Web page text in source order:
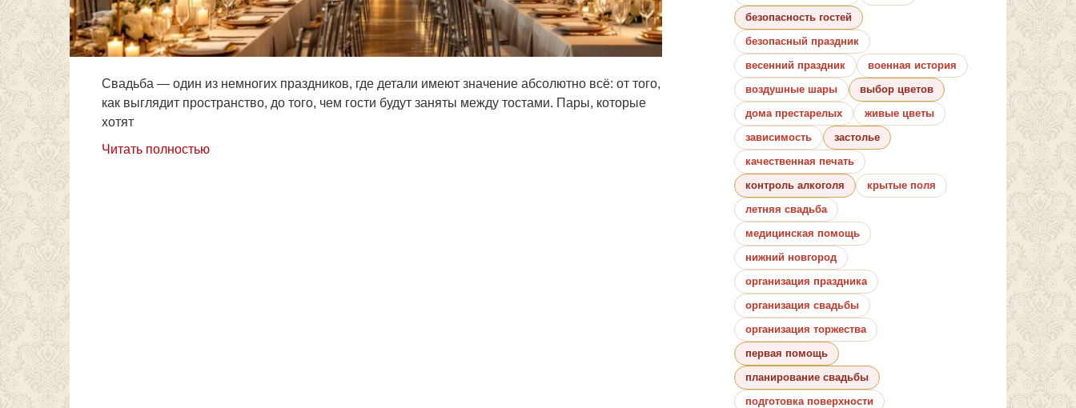
Свадьба — один из немногих праздников, где детали имеют значение абсолютно всё: от того,
как выглядит пространство, до того, чем гости будут заняты между тостами. Пары, которые
хотят
Читать полностью
безопасность гостей
безопасный праздник
весенний праздник
военная история
воздушные шары
выбор цветов
дома престарелых
живые цветы
зависимость
застолье
качественная печать
контроль алкоголя
крытые поля
летняя свадьба
медицинская помощь
нижний новгород
организация праздника
организация свадьбы
организация торжества
первая помощь
планирование свадьбы
подготовка поверхности